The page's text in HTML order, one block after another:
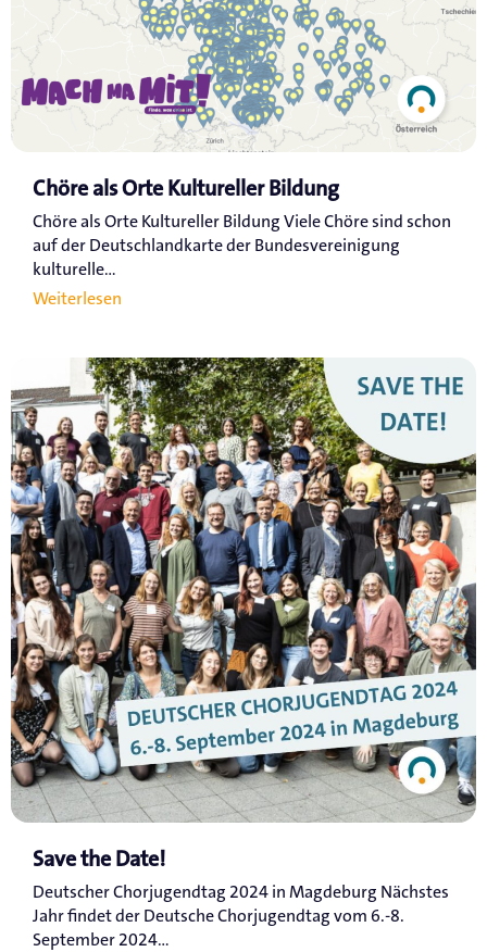
Chöre als Orte Kultureller Bildung
Chöre als Orte Kultureller Bildung Viele Chöre sind schon
auf der Deutschlandkarte der Bundesvereinigung
kulturelle...
Weiterlesen
Save the Date!
Deutscher Chorjugendtag 2024 in Magdeburg Nächstes
Jahr findet der Deutsche Chorjugendtag vom 6.-8.
September 2024...